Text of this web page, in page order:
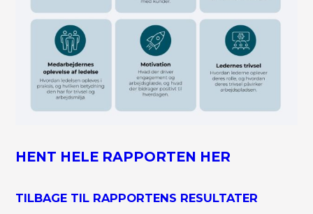
HENT HELE RAPPORTEN HER
TILBAGE TIL RAPPORTENS RESULTATER